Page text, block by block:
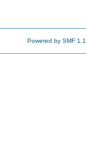
Powered by SMF